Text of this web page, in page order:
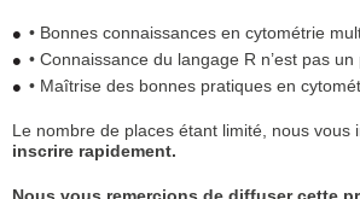
• Bonnes connaissances en cytométrie
• Connaissance du langage R n’est pas
• Maîtrise des bonnes pratiques en
Le nombre de places étant limité, nous vous
inscrire rapidement.